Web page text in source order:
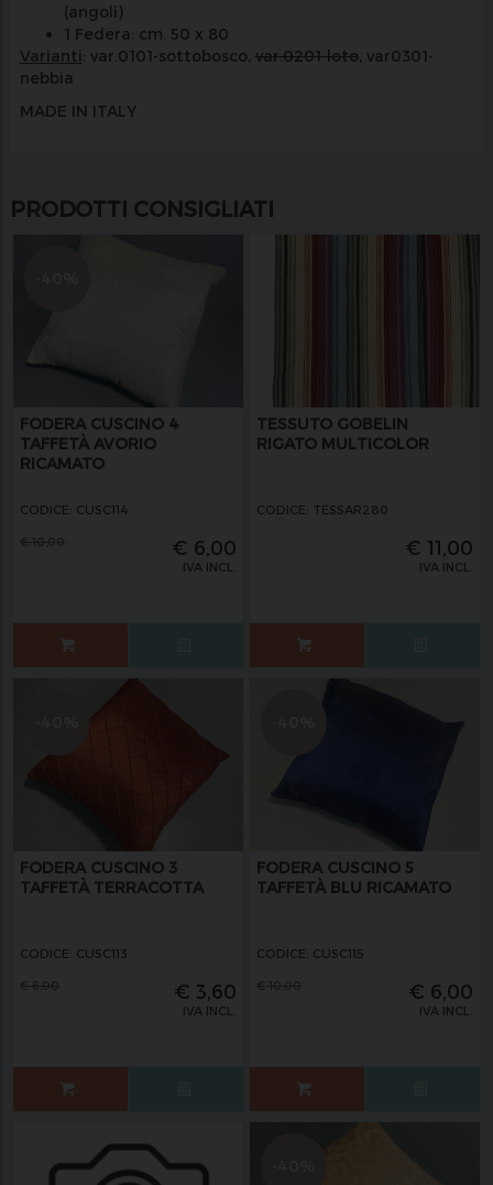
(angoli)
1 Federa: cm. 50 x 80
Varianti: var.0101-sottobosco, var.0201-loto, var0301-
nebbia
MADE IN ITALY
PRODOTTI CONSIGLIATI
FODERA CUSCINO 4
TAFFETÀ AVORIO
RICAMATO
CODICE: CUSC114
€ 6,00
IVA INCL.
TESSUTO GOBELIN
RIGATO MULTICOLOR
CODICE: TESSAR280
€ 11,00
IVA INCL.
FODERA CUSCINO 3
TAFFETÀ TERRACOTTA
CODICE: CUSC113
€ 3,60
IVA INCL.
FODERA CUSCINO 5
TAFFETÀ BLU RICAMATO
CODICE: CUSC115
€ 6,00
IVA INCL.